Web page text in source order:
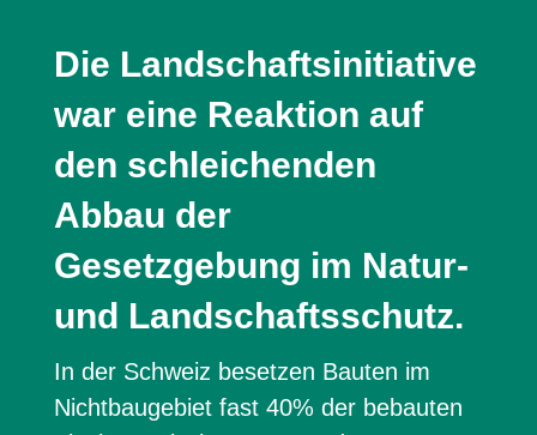
Die Landschaftsinitiative
war eine Reaktion auf
den schleichenden
Abbau der
Gesetzgebung im Natur-
und Landschaftsschutz.
In der Schweiz besetzen Bauten im
Nichtbaugebiet fast 40% der bebauten